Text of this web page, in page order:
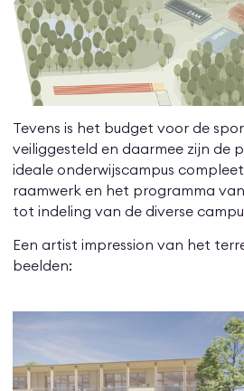
Tevens is het budget voor de
veiliggesteld en daarmee zijn de
ideale onderwijscampus
raamwerk en het programma
tot indeling van de diverse
Een artist impression van het
beelden: